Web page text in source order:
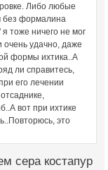
Либо любые
без формалина
тоже ничего не мог
очень удачно, даже
формы ихтика..А
ли справитесь,
его лечении
вот при ихтике
это
сера костапур